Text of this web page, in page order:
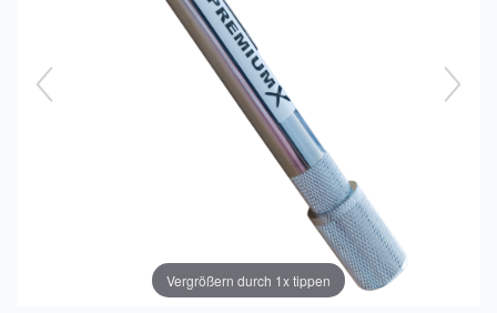
Vergrößern durch 1x tippen